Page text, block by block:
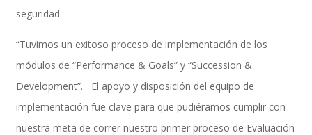
seguridad.
“Tuvimos un exitoso proceso de implementación de los
módulos de “Performance & Goals” y “Succession &
Development”. El apoyo y disposición del equipo de
implementación fue clave para que pudiéramos cumplir con
nuestra meta de correr nuestro primer proceso de Evaluación